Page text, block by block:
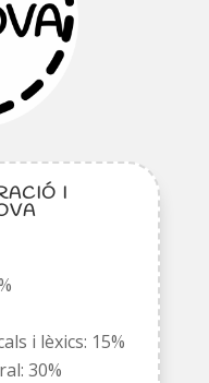
I
i lèxics: 15%
30%